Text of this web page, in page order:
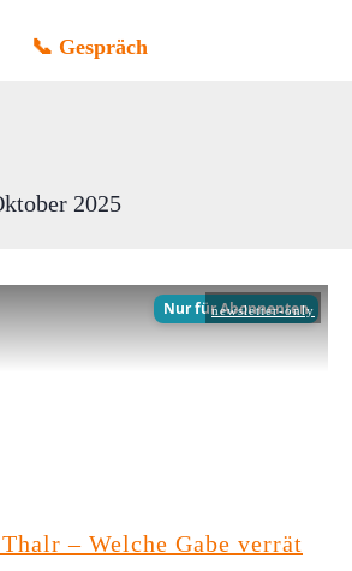
📞 Gespräch
2025
newsletter-only
– Welche Gabe verrät